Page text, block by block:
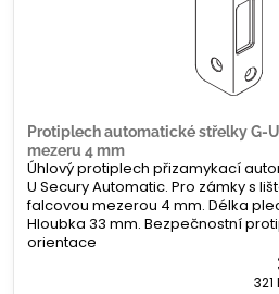
Protiplech automatické střelky G-
mezeru 4 mm
Úhlový protiplech přizamykací
U Secury Automatic. Pro zámky s
falcovou mezerou 4 mm. Délka
Hloubka 33 mm. Bezpečnostní
orientace
321